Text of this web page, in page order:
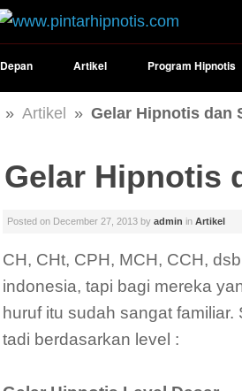
Depan Artikel Program Hipnotis
» Artikel » Gelar Hipnotis dan
Gelar Hipnotis
Posted on December 27, 2013 by admin in Artikel
CH, CHt, CPH, MCH, CCH,
indonesia, tapi bagi mereka
huruf itu sudah sangat
tadi berdasarkan level :